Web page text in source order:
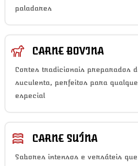
paladares
CARNE BOVINA
Cortes tradicionais preparados
suculenta, perfeitos para
especial
CARNE SUÍNA
Sabores intensos e versáteis